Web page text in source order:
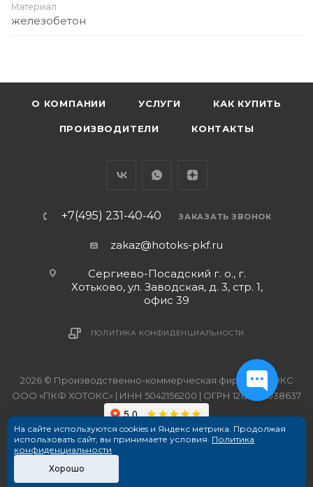
Материал
железобетон
О КОМПАНИИ УСЛУГИ КАК КУПИТЬ
ПРОИЗВОДИТЕЛИ КОНТАКТЫ
+7(495) 231-40-40 ЗАКАЗАТЬ ЗВОНОК
zakaz@hotoks-pkf.ru
Сергиево-Посадский г. о., г.
Хотьково, ул. Заводская, д. 3, стр. 1,
офис 39
ПОЛИТИКА КОНФИДЕНЦИАЛЬНОСТИ
2026 © Производственно-коммерческая фирма ХОТОКС
ООО «ПКФ ХОТОКС» | ИНН 5042156200 | ОГРН 1215000038637
На сайте используются cookies и Яндекс метрика. Продолжая
использовать сайт, вы принимаете условия. Политика
конфиденциальности
Хорошо